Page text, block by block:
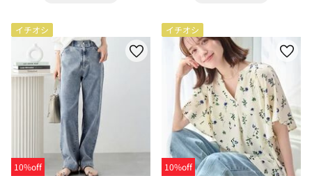
イチオシ
10%off
イチオシ
10%off